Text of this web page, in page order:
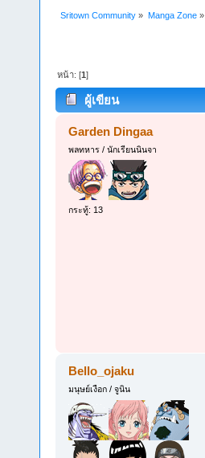
Sritown Community » Manga Zone»
หน้า: [1]
ผู้เขียน
Garden Dingaa
พลทหาร / นักเรียนนินจา
กระทู้: 13
Bello_ojaku
มนุษย์เงือก / จูนิน